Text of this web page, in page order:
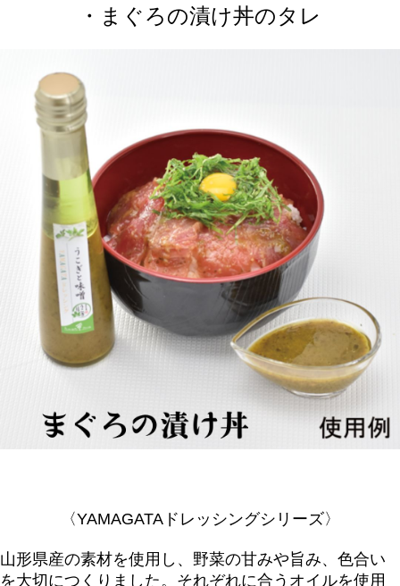
・まぐろの漬け丼のタレ
〈YAMAGATAドレッシングシリーズ〉
山形県産の素材を使用し、野菜の甘みや旨み、色合い
を大切につくりました。それぞれに合うオイルを使用